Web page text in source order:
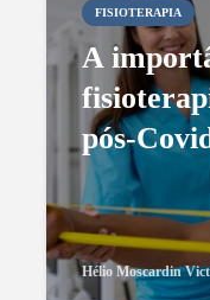
FISIOTERAPIA
A
pós-